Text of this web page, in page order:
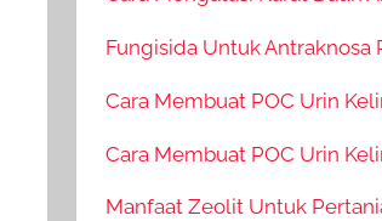
Fungisida Untuk Antraknosa
Cara Membuat POC Urin
Cara Membuat POC Urin
Manfaat Zeolit Untuk